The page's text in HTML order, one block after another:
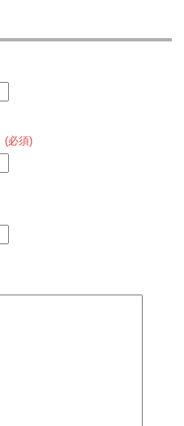
(必須)